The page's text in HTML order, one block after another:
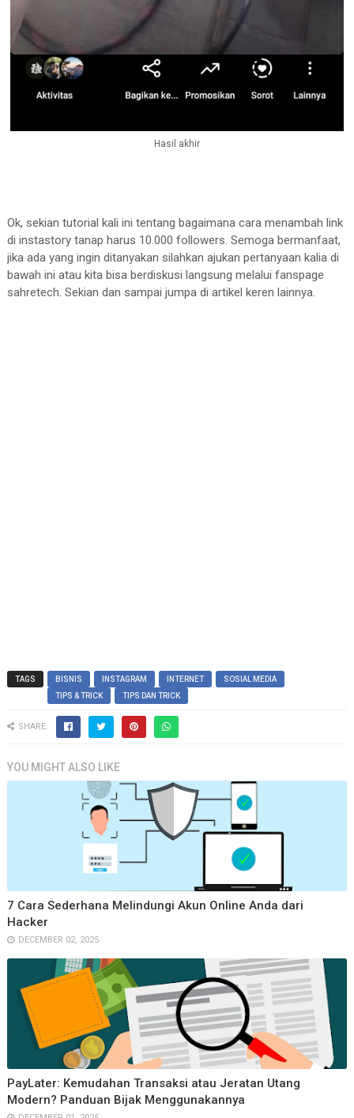
Hasil akhir
Ok, sekian tutorial kali ini tentang bagaimana cara menambah link
di instastory tanap harus 10.000 followers. Semoga bermanfaat,
jika ada yang ingin ditanyakan silahkan ajukan pertanyaan kalia di
bawah ini atau kita bisa berdiskusi langsung melalui fanspage
sahretech. Sekian dan sampai jumpa di artikel keren lainnya.
TAGS BISNIS INSTAGRAM INTERNET
SOSIAL MEDIA
TIPS & TRICK
TIPS DAN TRICK
SHARE:
YOU MIGHT ALSO LIKE
7 Cara Sederhana Melindungi Akun Online Anda dari
Hacker
DECEMBER 02, 2025
PayLater: Kemudahan Transaksi atau Jeratan Utang
Modern? Panduan Bijak Menggunakannya